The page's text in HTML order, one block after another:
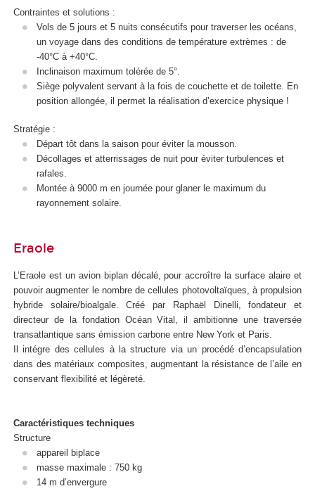
Contraintes et solutions :
Vols de 5 jours et 5 nuits consécutifs pour traverser les océans,
un voyage dans des conditions de température extrèmes : de
-40°C à +40°C.
Inclinaison maximum tolérée de 5°.
Siège polyvalent servant à la fois de couchette et de toilette. En
position allongée, il permet la réalisation d’exercice physique !
Stratégie :
Départ tôt dans la saison pour éviter la mousson.
Décollages et atterrissages de nuit pour éviter turbulences et
rafales.
Montée à 9000 m en journée pour glaner le maximum du
rayonnement solaire.
Eraole
L’Eraole est un avion biplan décalé, pour accroître la surface alaire et
pouvoir augmenter le nombre de cellules photovoltaïques, à propulsion
hybride solaire/bioalgale. Créé par Raphaël Dinelli, fondateur et
directeur de la fondation Océan Vital, il ambitionne une traversée
transatlantique sans émission carbone entre New York et Paris.
Il intégre des cellules à la structure via un procédé d’encapsulation
dans des matériaux composites, augmentant la résistance de l’aile en
conservant flexibilité et légèreté.
Caractéristiques techniques
Structure
appareil biplace
masse maximale : 750 kg
14 m d’envergure